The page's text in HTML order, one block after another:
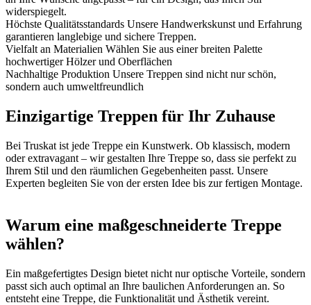
widerspiegelt.
Höchste Qualitätsstandards Unsere Handwerkskunst und Erfahrung
garantieren langlebige und sichere Treppen.
Vielfalt an Materialien Wählen Sie aus einer breiten Palette
hochwertiger Hölzer und Oberflächen
Nachhaltige Produktion Unsere Treppen sind nicht nur schön,
sondern auch umweltfreundlich
Einzigartige Treppen für Ihr Zuhause
Bei Truskat ist jede Treppe ein Kunstwerk. Ob klassisch, modern
oder extravagant – wir gestalten Ihre Treppe so, dass sie perfekt zu
Ihrem Stil und den räumlichen Gegebenheiten passt. Unsere
Experten begleiten Sie von der ersten Idee bis zur fertigen Montage.
Warum eine maßgeschneiderte Treppe
wählen?
Ein maßgefertigtes Design bietet nicht nur optische Vorteile, sondern
passt sich auch optimal an Ihre baulichen Anforderungen an. So
entsteht eine Treppe, die Funktionalität und Ästhetik vereint.